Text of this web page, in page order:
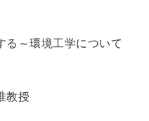
る～環境工学について
教授